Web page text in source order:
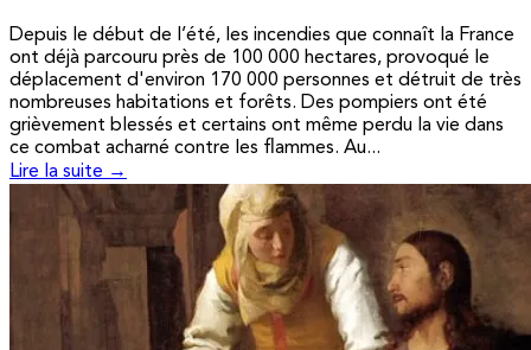
Depuis le début de l’été, les incendies que connaît la France
ont déjà parcouru près de 100 000 hectares, provoqué le
déplacement d'environ 170 000 personnes et détruit de très
nombreuses habitations et forêts. Des pompiers ont été
grièvement blessés et certains ont même perdu la vie dans
ce combat acharné contre les flammes. Au...
Lire la suite →